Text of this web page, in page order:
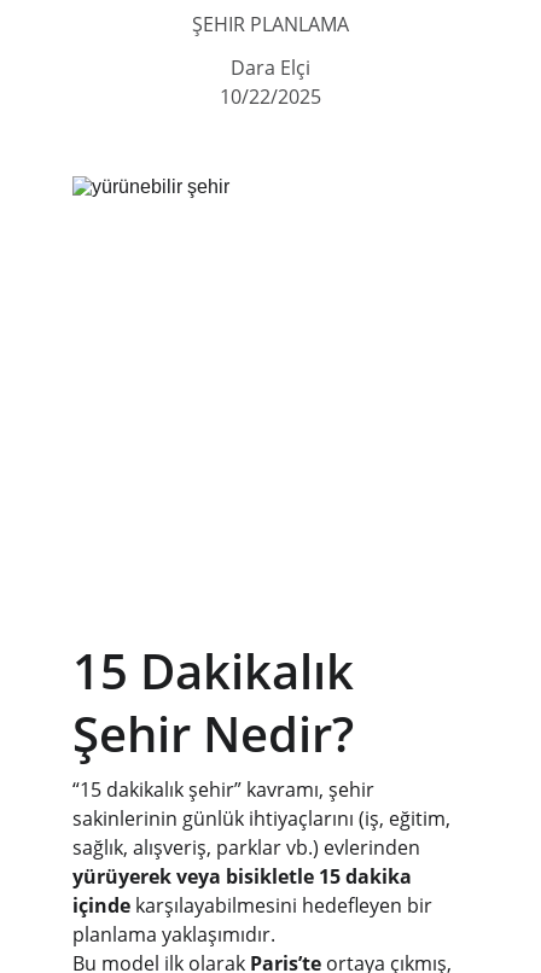
ŞEHIR PLANLAMA
Dara Elçi
10/22/2025
15 Dakikalık
Şehir Nedir?
“15 dakikalık şehir” kavramı, şehir
sakinlerinin günlük ihtiyaçlarını (iş, eğitim,
sağlık, alışveriş, parklar vb.) evlerinden
yürüyerek veya bisikletle 15 dakika
içinde karşılayabilmesini hedefleyen bir
planlama yaklaşımıdır.
Bu model ilk olarak Paris’te ortaya çıkmış,